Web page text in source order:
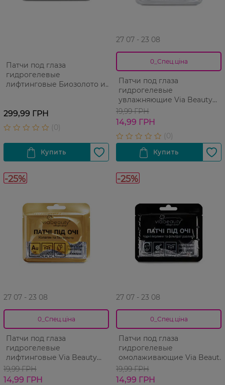
Патчи под глаза
гидрогелевые
лифтинговые Биозолото и
299,99 ГРН
27 07 - 23 08
0_Спец.ціна
Патчи под глаза
гидрогелевые
увлажняющие Via Beauty
Наносеребро и
Гиалуроновая кислота 11 г
19,99 ГРН
14,99 ГРН
-25%
27 07 - 23 08
0_Спец.ціна
Патчи под глаза
гидрогелевые
лифтинговые Via Beauty
Колаген и Био-золото 11 г
19,99 ГРН
14,99 ГРН
-25%
27 07 - 23 08
0_Спец.ціна
Патчи под глаза
гидрогелевые
омолаживающие Via Beauty
Черные жемчужины и
фильтрат улитки 11 г
19,99 ГРН
14,99 ГРН